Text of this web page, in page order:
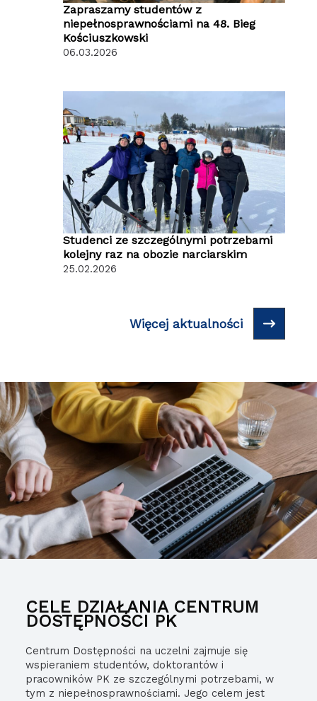
Zapraszamy studentów z
niepełnosprawnościami na 48. Bieg
Kościuszkowski
06.03.2026
Studenci ze szczególnymi potrzebami
kolejny raz na obozie narciarskim
25.02.2026
Więcej aktualności
CELE DZIAŁANIA CENTRUM
DOSTĘPNOŚCI PK
Centrum Dostępności na uczelni zajmuje się
wspieraniem studentów, doktorantów i
pracowników PK ze szczególnymi potrzebami, w
tym z niepełnosprawnościami. Jego celem jest